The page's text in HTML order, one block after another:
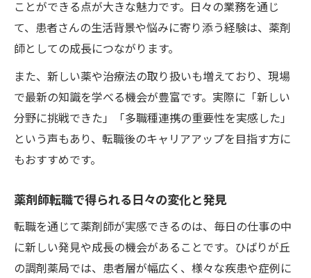
ことができる点が大きな魅力です。日々の業務を通じ
て、患者さんの生活背景や悩みに寄り添う経験は、薬剤
師としての成長につながります。
また、新しい薬や治療法の取り扱いも増えており、現場
で最新の知識を学べる機会が豊富です。実際に「新しい
分野に挑戦できた」「多職種連携の重要性を実感した」
という声もあり、転職後のキャリアアップを目指す方に
もおすすめです。
薬剤師転職で得られる日々の変化と発見
転職を通じて薬剤師が実感できるのは、毎日の仕事の中
に新しい発見や成長の機会があることです。ひばりが丘
の調剤薬局では、患者層が幅広く、様々な疾患や症例に